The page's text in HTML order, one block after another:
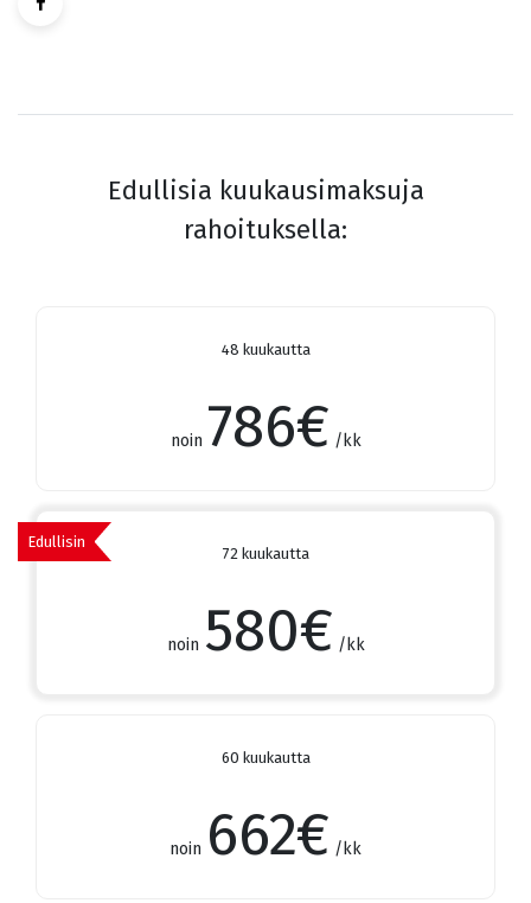
Edullisia kuukausimaksuja
rahoituksella:
48 kuukautta
noin 786€ /kk
Edullisin
72 kuukautta
noin 580€ /kk
60 kuukautta
noin 662€ /kk